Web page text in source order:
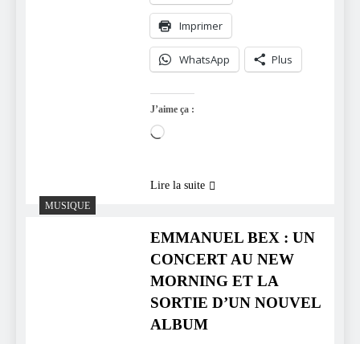
Imprimer
WhatsApp Plus
J’aime ça :
Chargement…
Lire la suite
MUSIQUE
EMMANUEL BEX : UN
CONCERT AU NEW
MORNING ET LA
SORTIE D’UN NOUVEL
ALBUM